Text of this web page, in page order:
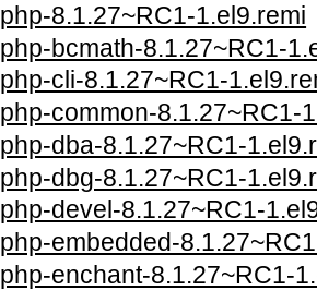
php-8.1.27~RC1-1.el9.remi
php-bcmath-8.1.27~RC1-
php-cli-8.1.27~RC1-
php-common-8.1.27~RC1-
php-dba-8.1.27~RC1-
php-dbg-8.1.27~RC1-
php-devel-8.1.27~RC1-
php-embedded-
php-enchant-8.1.27~RC1-